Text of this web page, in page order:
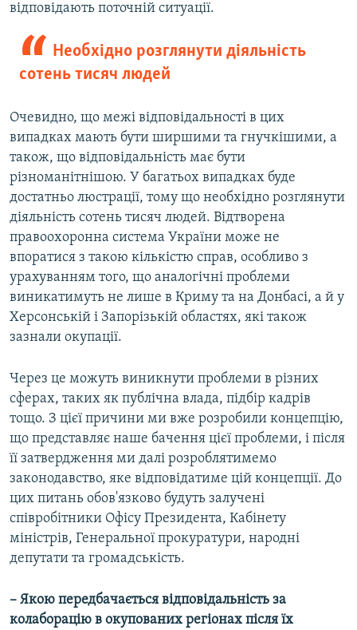
відповідають поточній ситуації.
Необхідно розглянути діяльність
сотень тисяч людей
Очевидно, що межі відповідальності в цих
випадках мають бути ширшими та гнучкішими, а
також, що відповідальність має бути
різноманітнішою. У багатьох випадках буде
достатньо люстрації, тому що необхідно розглянути
діяльність сотень тисяч людей. Відтворена
правоохоронна система України може не
впоратися з такою кількістю справ, особливо з
урахуванням того, що аналогічні проблеми
виникатимуть не лише в Криму та на Донбасі, а й у
Херсонській і Запорізькій областях, які також
зазнали окупації.
Через це можуть виникнути проблеми в різних
сферах, таких як публічна влада, підбір кадрів
тощо. З цієї причини ми вже розробили концепцію,
що представляє наше бачення цієї проблеми, і після
її затвердження ми далі розроблятимемо
законодавство, яке відповідатиме цій концепції. До
цих питань обов'язково будуть залучені
співробітники Офісу Президента, Кабінету
міністрів, Генеральної прокуратури, народні
депутати та громадськість.
– Якою передбачається відповідальність за
колаборацію в окупованих регіонах після їх